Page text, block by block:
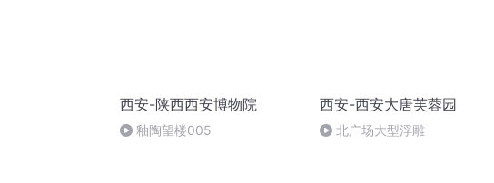
西安-陕西西安博物院
釉陶望楼005
西安-西安大唐芙蓉园
北广场大型浮雕